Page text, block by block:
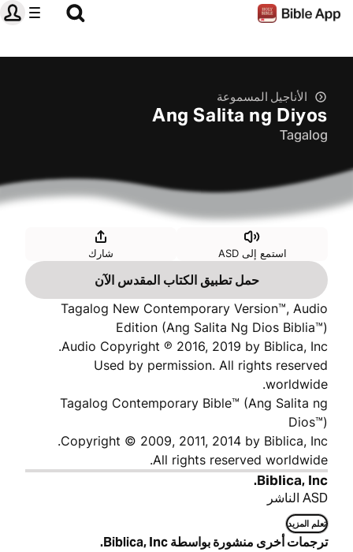
الأناجيل المسموعة
Ang Salita ng Diyos
Tagalog
استمع إلى ASD شارك
حمل تطبيق الكتاب المقدس الآن
Tagalog New Contemporary Version™, Audio
Edition (Ang Salita Ng Dios Biblia™)
Audio Copyright ℗ 2016, 2019 by Biblica, Inc.
Used by permission. All rights reserved
worldwide.
Tagalog Contemporary Bible™ (Ang Salita ng
Dios™)
Copyright © 2009, 2011, 2014 by Biblica, Inc.
All rights reserved worldwide.
Biblica, Inc.
ASD الناشر
تعلم المزيد
ترجمات أخرى منشورة بواسطة Biblica, Inc.